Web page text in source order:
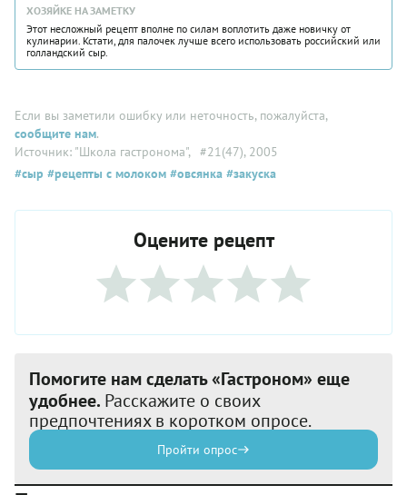
ХОЗЯЙКЕ НА ЗАМЕТКУ
Этот несложный рецепт вполне по силам воплотить даже новичку от
кулинарии. Кстати, для палочек лучше всего использовать российский или
голландский сыр.
Если вы заметили ошибку или неточность, пожалуйста,
сообщите нам.
Источник: "Школа гастронома", #21(47), 2005
#сыр #рецепты с молоком #овсянка #закуска
Оцените рецепт
Помогите нам сделать «Гастроном» еще
удобнее. Расскажите о своих
предпочтениях в коротком опросе.
Пройти опрос